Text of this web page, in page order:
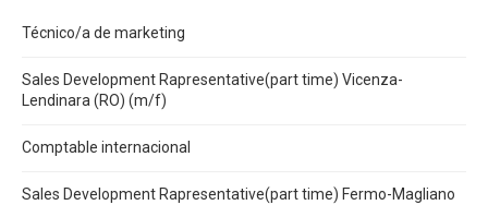
Técnico/a de marketing
Sales Development Rapresentative(part time) Vicenza-
Lendinara (RO) (m/f)
Comptable internacional
Sales Development Rapresentative(part time) Fermo-Magliano